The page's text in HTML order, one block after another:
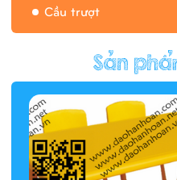
Cầu trượt
Hàng rào/